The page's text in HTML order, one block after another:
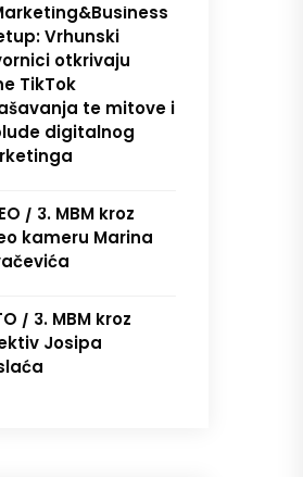
Vrhunski
otkrivaju
TikTok
te mitove i
digitalnog
/ 3. MBM kroz
kameru Marina
/ 3. MBM kroz
Josipa